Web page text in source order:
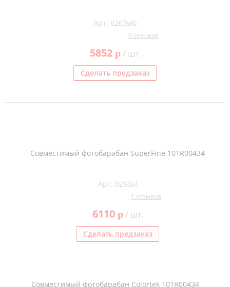
Арт. 0263wb
0 отзывов
5852 p/ шт.
Сделать предзаказ
Совместимый фотобарабан SuperFine 101R00434
Арт. 0263sf
1 отзывов
6110 p/ шт.
Сделать предзаказ
Совместимый фотобарабан Colortek 101R00434